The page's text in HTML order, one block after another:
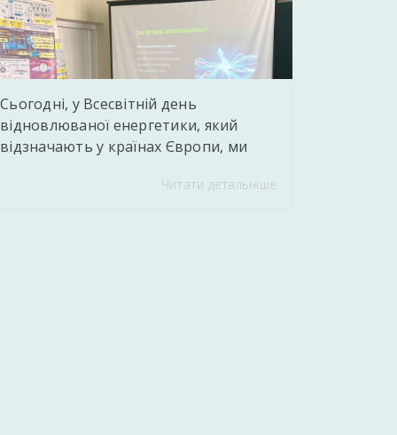
самостійної професійної діяльності у
сфері інформаційних технологій та […]
Сьогодні, у Всесвітній день
відновлюваної енергетики, який
відзначають у країнах Європи, ми
захопливий практичний захід.Читати детальніше